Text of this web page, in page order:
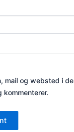
mail og websted i